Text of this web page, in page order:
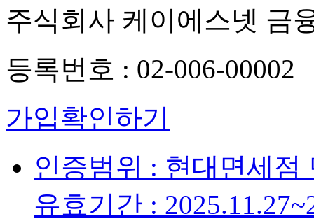
주식회사 케이에스넷 금
등록번호 : 02-006-00002
가입확인하기
인증범위 : 현대면세점
유효기간 :